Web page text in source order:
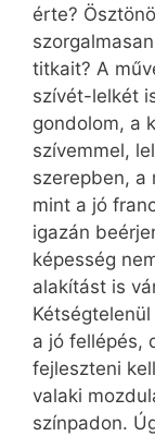
érte?
titkait? A
szívét-lelkét
gondolom, a
szívemmel,
szerepben, a
mint a jó
igazán
képesség
alakítást is
a jó fellépés,
fejleszteni
valaki
színpadon.